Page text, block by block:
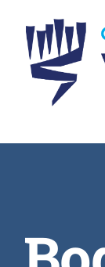
content